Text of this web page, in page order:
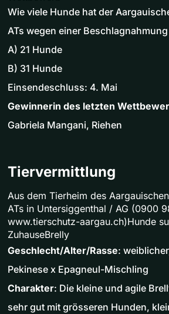
Wie viele Hunde hat der
ATs wegen einer
A) 21 Hunde
B) 31 Hunde
Einsendeschluss: 4. Mai
Gewinnerin des letzten
Gabriela Mangani, Riehen
Tiervermittlung
Aus dem Tierheim des
ATs in Untersiggenthal / AG (0900
www.tierschutz-aargau.ch)Hunde
ZuhauseBrelly
Geschlecht/Alter/Rasse:
Pekinese x Epagneul-Mischling
Charakter: Die kleine und agile
sehr gut mit grösseren Hunden,